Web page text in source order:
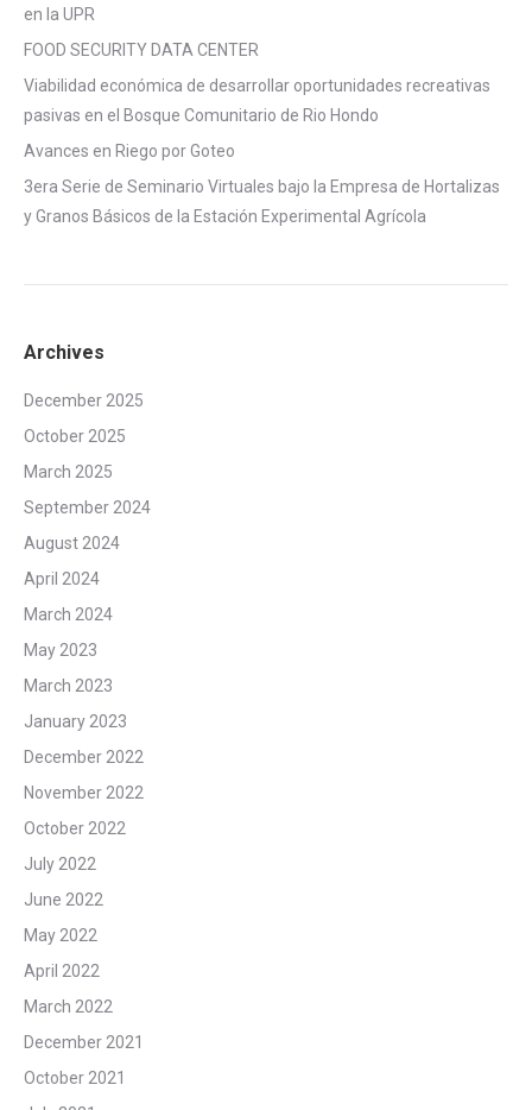
en la UPR
FOOD SECURITY DATA CENTER
Viabilidad económica de desarrollar oportunidades recreativas
pasivas en el Bosque Comunitario de Rio Hondo
Avances en Riego por Goteo
3era Serie de Seminario Virtuales bajo la Empresa de Hortalizas
y Granos Básicos de la Estación Experimental Agrícola
Archives
December 2025
October 2025
March 2025
September 2024
August 2024
April 2024
March 2024
May 2023
March 2023
January 2023
December 2022
November 2022
October 2022
July 2022
June 2022
May 2022
April 2022
March 2022
December 2021
October 2021